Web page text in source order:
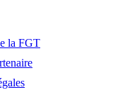
la FGT